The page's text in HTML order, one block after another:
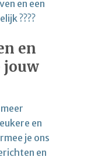
en een
????
en
jouw
en
je ons
en